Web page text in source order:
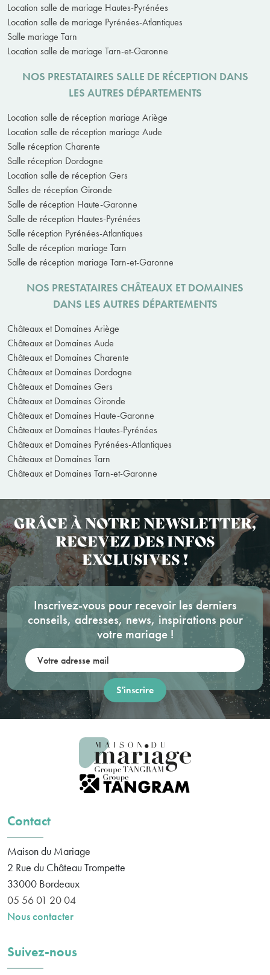
Location salle de mariage Hautes-Pyrénées
Location salle de mariage Pyrénées-Atlantiques
Salle mariage Tarn
Location salle de mariage Tarn-et-Garonne
NOS PRESTATAIRES SALLE DE RÉCEPTION DANS
LES AUTRES DÉPARTEMENTS
Location salle de réception mariage Ariège
Location salle de réception mariage Aude
Salle réception Charente
Salle réception Dordogne
Location salle de réception Gers
Salles de réception Gironde
Salle de réception Haute-Garonne
Salle de réception Hautes-Pyrénées
Salle réception Pyrénées-Atlantiques
Salle de réception mariage Tarn
Salle de réception mariage Tarn-et-Garonne
NOS PRESTATAIRES CHÂTEAUX ET DOMAINES
DANS LES AUTRES DÉPARTEMENTS
Châteaux et Domaines Ariège
Châteaux et Domaines Aude
Châteaux et Domaines Charente
Châteaux et Domaines Dordogne
Châteaux et Domaines Gers
Châteaux et Domaines Gironde
Châteaux et Domaines Haute-Garonne
Châteaux et Domaines Hautes-Pyrénées
Châteaux et Domaines Pyrénées-Atlantiques
Châteaux et Domaines Tarn
Châteaux et Domaines Tarn-et-Garonne
GRÂCE À NOTRE NEWSLETTER,
RECEVEZ DES INFOS
EXCLUSIVES !
Inscrivez-vous pour recevoir les derniers
conseils, adresses, news, inspirations pour
votre mariage !
Contact
Maison du Mariage
2 Rue du Château Trompette
33000 Bordeaux
05 56 01 20 04
Nous contacter
Suivez-nous